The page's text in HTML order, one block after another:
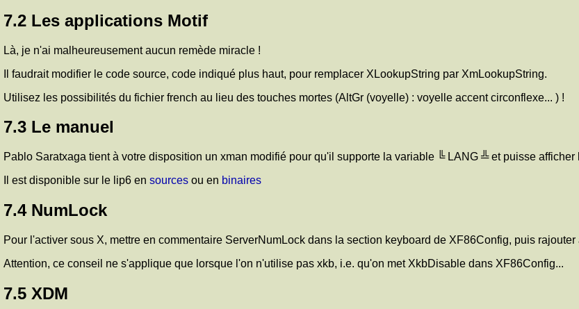
7.2 Les applications Motif
Là, je n'ai malheureusement aucun remède miracle !
Il faudrait modifier le code source, code indiqué plus haut, pour remplacer XLookupString par XmLookupString.
Utilisez les possibilités du fichier french au lieu des touches mortes (AltGr (voyelle) : voyelle accent circonflexe... ) !
7.3 Le manuel
Pablo Saratxaga tient à votre disposition un xman modifié pour qu'il supporte la variable ╚ LANG ╩ et puisse
Il est disponible sur le lip6 en sources ou en binaires
7.4 NumLock
Pour l'activer sous X, mettre en commentaire ServerNumLock dans la section keyboard de XF86Config, puis
Attention, ce conseil ne s'applique que lorsque l'on n'utilise pas xkb, i.e. qu'on met XkbDisable dans XF86Config...
7.5 XDM